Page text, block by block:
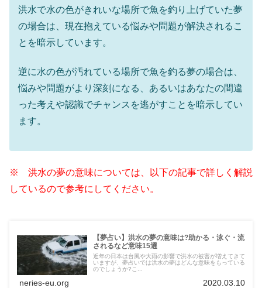
洪水で水の色がきれいな場所で魚を釣り上げていた夢
の場合は、現在抱えている悩みや問題が解決されるこ
とを暗示しています。
逆に水の色が汚れている場所で魚を釣る夢の場合は、
悩みや問題がより深刻になる、あるいはあなたの間違
った考えや認識でチャンスを逃がすことを暗示してい
ます。
※ 洪水の夢の意味については、以下の記事で詳しく解説
しているので参考にしてください。
【夢占い】洪水の夢の意味は?助かる・泳ぐ・流
されるなど意味15選
近年の日本は台風や大雨の影響で洪水の被害が増えてきて
いますが、夢占いでは洪水の夢はどんな意味をもっている
のでしょうか?こ...
neries-eu.org 2020.03.10